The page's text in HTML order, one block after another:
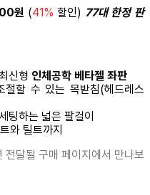
원 (41% 할인) 77대 한정 판
신형 인체공학 베타젤 좌판
할 수 있는 목받침(헤드레스
팅하는 넓은 팔걸이
와 틸트까지
달될 구매 페이지에서 만나보